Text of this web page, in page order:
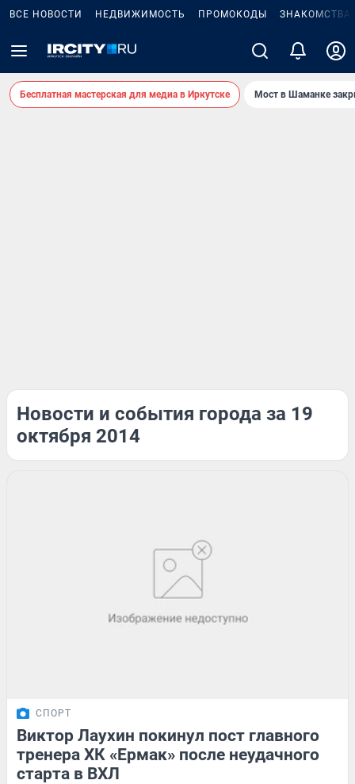
ВСЕ НОВОСТИ НЕДВИЖИМОСТЬ ПРОМОКОДЫ ЗНАКОМСТВА
Бесплатная мастерская для медиа в Иркутске Мост в Шаманке
Новости и события города за 19
октября 2014
СПОРТ
Виктор Лаухин покинул пост главного
тренера ХК «Ермак» после неудачного
старта в ВХЛ